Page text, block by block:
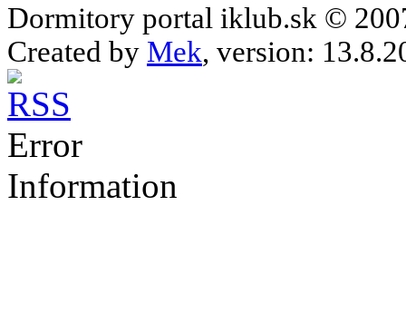
Dormitory portal iklub.sk ©
Created by Mek, version:
Error
Information